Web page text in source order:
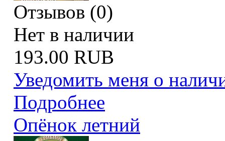
Отзывов (0)
Нет в наличии
193.00 RUB
Уведомить меня о
Подробнее
Опёнок летний